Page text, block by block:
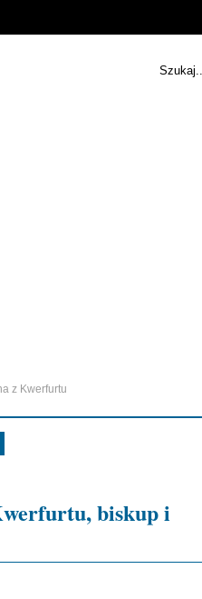
Szukaj...
z Kwerfurtu
biskup i